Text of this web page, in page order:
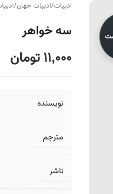
ادبیات/ادبیات جهان/
سه خواهر
11,000 تومان
نویسنده
مترجم
ناشر